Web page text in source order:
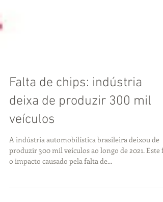
Falta de chips: indústria
deixa de produzir 300 mil
veículos
A indústria automobilística brasileira deixou de
produzir 300 mil veículos ao longo de 2021. Este